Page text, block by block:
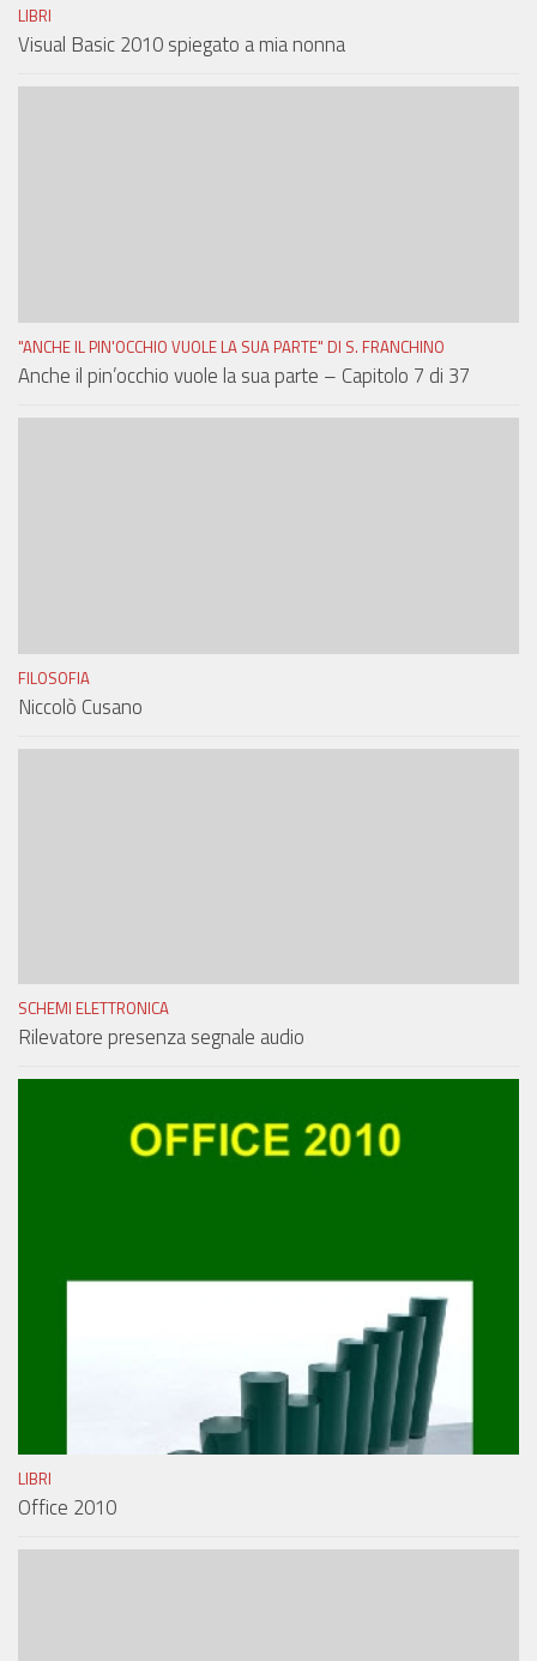
LIBRI
Visual Basic 2010 spiegato a mia nonna
"ANCHE IL PIN'OCCHIO VUOLE LA SUA PARTE" DI S. FRANCHINO
Anche il pin’occhio vuole la sua parte – Capitolo 7 di 37
FILOSOFIA
Niccolò Cusano
SCHEMI ELETTRONICA
Rilevatore presenza segnale audio
LIBRI
Office 2010